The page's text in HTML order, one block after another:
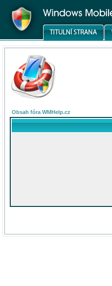
Obsah fóra WMHelp.cz